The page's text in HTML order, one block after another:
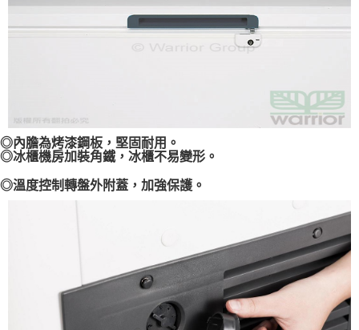
２．關於個人資料處理事宜，請瀏覽以下網址：
４．使用「AFTEE先享後付」時，將依據個別帳號之用戶狀況，依本公司即
時審查核予不同之上限額度；若仍有額度不足之情形，本公司將視審查結果
請求用戶進行身份認證。
５．嚴禁一人註冊多個帳號或使用他人資訊註冊。若發現惡意使用之情形，
恩沛科技股份有限公司將有權停止該用戶之使用額度並採取法律行動。
◎內膽為烤漆鋼板，堅固耐用。
◎冰櫃機房加裝角鐵，冰櫃不易變形。
◎溫度控制轉盤外附蓋，加強保護。